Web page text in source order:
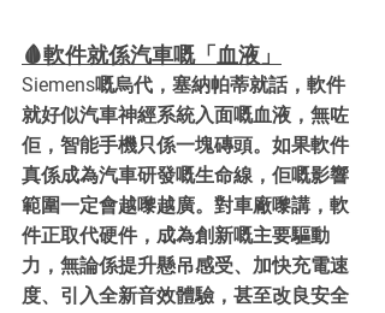
🩸軟件就係汽車嘅「血液」
Siemens嘅烏代，塞納帕蒂就話，軟件
就好似汽車神經系統入面嘅血液，無咗
佢，智能手機只係一塊磚頭。如果軟件
真係成為汽車研發嘅生命線，佢嘅影響
範圍一定會越嚟越廣。對車廠嚟講，軟
件正取代硬件，成為創新嘅主要驅動
力，無論係提升懸吊感受、加快充電速
度、引入全新音效體驗，甚至改良安全